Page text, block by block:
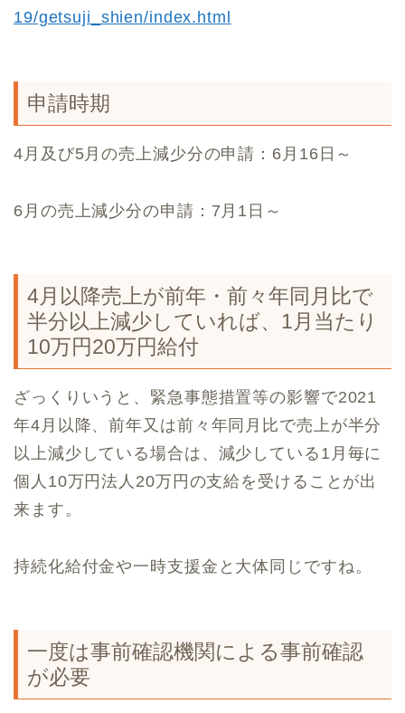
19/getsuji_shien/index.html
申請時期
4月及び5月の売上減少分の申請：6月16日～
6月の売上減少分の申請：7月1日～
4月以降売上が前年・前々年同月比で
半分以上減少していれば、1月当たり
10万円20万円給付
ざっくりいうと、緊急事態措置等の影響で2021
年4月以降、前年又は前々年同月比で売上が半分
以上減少している場合は、減少している1月毎に
個人10万円法人20万円の支給を受けることが出
来ます。
持続化給付金や一時支援金と大体同じですね。
一度は事前確認機関による事前確認
が必要